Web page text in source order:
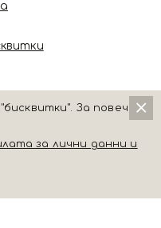
За повече
за лични данни и